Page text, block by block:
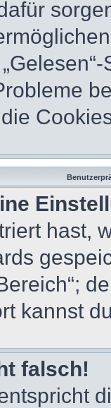
hast,
kannst
falsch!